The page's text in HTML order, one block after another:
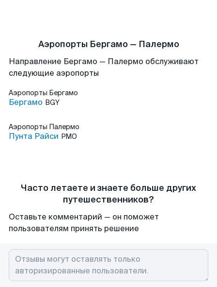
Аэропорты Бергамо — Палермо
Направление Бергамо — Палермо обслуживают
следующие аэропорты
Аэропорты Бергамо
Бергамо BGY
Аэропорты Палермо
Пунта Райси PMO
Часто летаете и знаете больше других
путешественников?
Оставьте комментарий — он поможет
пользователям принять решение